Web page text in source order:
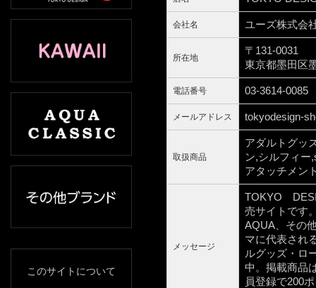
このサイトについて
会社名 ユーズ株式会
所在地
〒131-0031
東京都墨田区
電話番号 03-3614-0085
メールアドレス tokyodesign-
取扱商品
アダルトグッ
ン,シルフィー
アタッチメン
メッセージ
TOKYO
売サイトです
AQUA、その
マに代表され
ルグッズ・ロ
中。掲載商品
員登録で200